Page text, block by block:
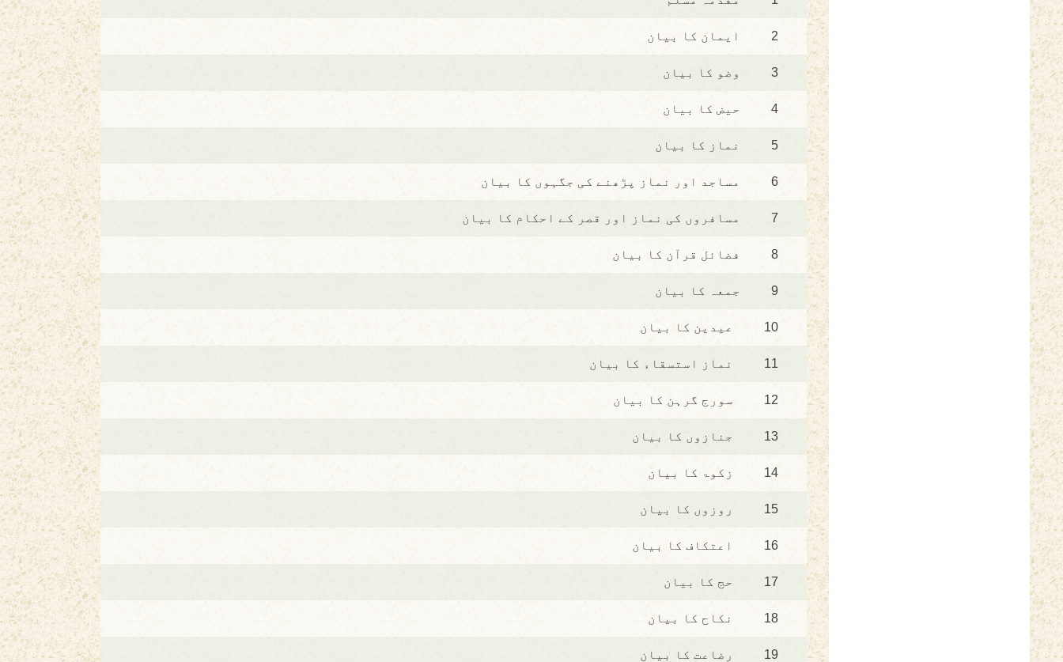
2 ایمان کا بیان
3 وضو کا بیان
4 حیض کا بیان
5 نماز کا بیان
6 مساجد اور نماز پڑھنے کی جگہوں کا بیان
7 مسافروں کی نماز اور قصر کے احکام کا بیان
8 فضائل قرآن کا بیان
9 جمعہ کا بیان
10 عیدین کا بیان
11 نماز استسقاء کا بیان
12 سورج گرہن کا بیان
13 جنازوں کا بیان
14 زکوۃ کا بیان
15 روزوں کا بیان
16 اعتکاف کا بیان
17 حج کا بیان
18 نکاح کا بیان
19 رضاعت کا بیان